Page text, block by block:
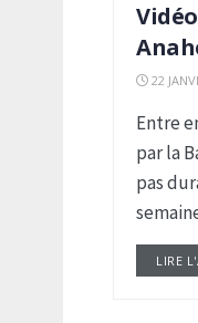
22
Entre
par la
pas
LIRE